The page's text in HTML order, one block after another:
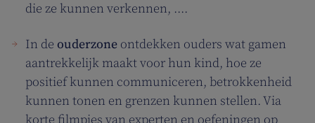
die ze kunnen verkennen, ....
In de ouderzone ontdekken ouders wat gamen
aantrekkelijk maakt voor hun kind, hoe ze
positief kunnen communiceren, betrokkenheid
kunnen tonen en grenzen kunnen stellen. Via